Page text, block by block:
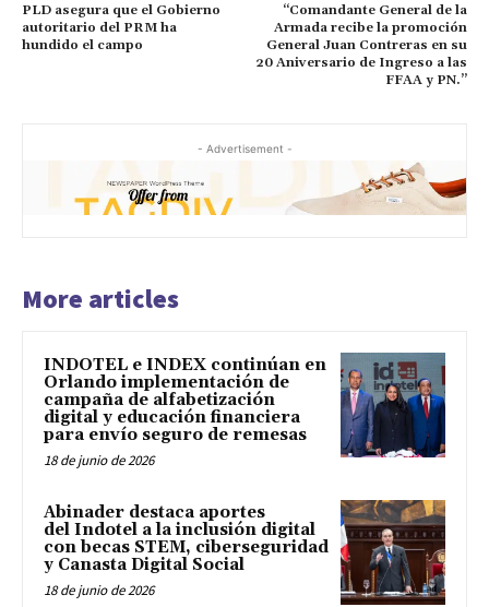
PLD asegura que el Gobierno
autoritario del PRM ha
hundido el campo
“Comandante General de la
Armada recibe la promoción
General Juan Contreras en su
20 Aniversario de Ingreso a las
FFAA y PN.”
- Advertisement -
More articles
INDOTEL e INDEX continúan en
Orlando implementación de
campaña de alfabetización
digital y educación financiera
para envío seguro de remesas
18 de junio de 2026
Abinader destaca aportes
del Indotel a la inclusión digital
con becas STEM, ciberseguridad
y Canasta Digital Social
18 de junio de 2026